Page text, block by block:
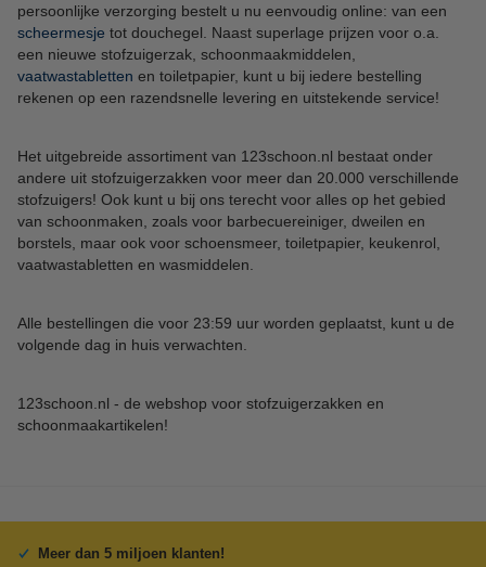
persoonlijke verzorging bestelt u nu eenvoudig online: van een
scheermesje tot douchegel. Naast superlage prijzen voor o.a.
een nieuwe stofzuigerzak, schoonmaakmiddelen,
vaatwastabletten en toiletpapier, kunt u bij iedere bestelling
rekenen op een razendsnelle levering en uitstekende service!
Het uitgebreide assortiment van 123schoon.nl bestaat onder
andere uit stofzuigerzakken voor meer dan 20.000 verschillende
stofzuigers! Ook kunt u bij ons terecht voor alles op het gebied
van schoonmaken, zoals voor barbecuereiniger, dweilen en
borstels, maar ook voor schoensmeer, toiletpapier, keukenrol,
vaatwastabletten en wasmiddelen.
Alle bestellingen die voor 23:59 uur worden geplaatst, kunt u de
volgende dag in huis verwachten.
123schoon.nl - de webshop voor stofzuigerzakken en
schoonmaakartikelen!
Meer dan 5 miljoen klanten!